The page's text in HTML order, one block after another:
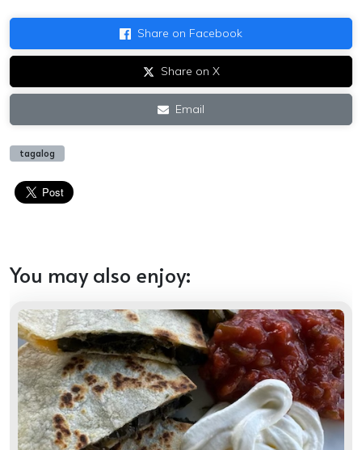
Share on Facebook
Share on X
Email
tagalog
You may also enjoy: